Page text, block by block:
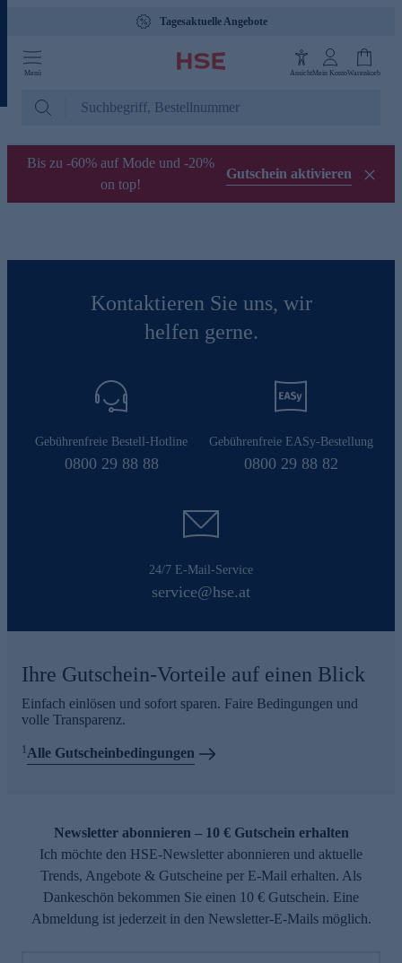
Tagesaktuelle Angebote
Menü AnsichtMein KontoWarenkorb
Bis zu -60% auf Mode und -20%
on top!
Gutschein aktivieren
Kontaktieren Sie uns, wir
helfen gerne.
Gebührenfreie Bestell-Hotline
0800 29 88 88
Gebührenfreie EASy-Bestellung
0800 29 88 82
24/7 E-Mail-Service
service@hse.at
Ihre Gutschein-Vorteile auf einen Blick
Einfach einlösen und sofort sparen. Faire Bedingungen und
volle Transparenz.
1Alle Gutscheinbedingungen
Newsletter abonnieren – 10 € Gutschein erhalten
Ich möchte den HSE-Newsletter abonnieren und aktuelle
Trends, Angebote & Gutscheine per E-Mail erhalten. Als
Dankeschön bekommen Sie einen 10 € Gutschein. Eine
Abmeldung ist jederzeit in den Newsletter-E-Mails möglich.